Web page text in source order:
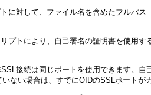
に対して、ファイル名を含めたフルパス
プトにより、自己署名の証明書を使用
接続は同じポートを使用できます。
い場合は、すでにOIDのSSLポートが